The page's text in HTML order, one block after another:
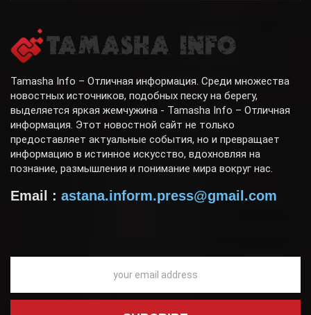
Tamasha Info – Отличная информация. Среди множества
новостных источников, подобных песку на берегу,
выделяется яркая жемчужина - Tamasha Info – Отличная
информация. Этот новостной сайт не только
предоставляет актуальные события, но и превращает
информацию в истинное искусство, вдохновляя на
познание, размышления и понимание мира вокруг нас.
Email : astana.inform.press@gmail.com